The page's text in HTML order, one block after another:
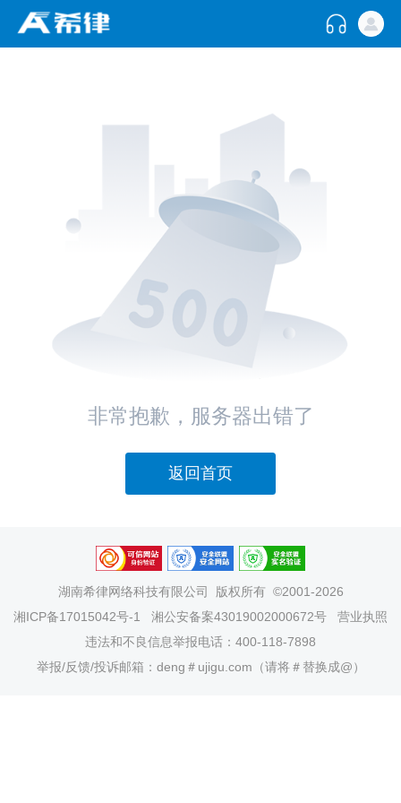
非常抱歉，服务器出错了
返回首页
湖南希律网络科技有限公司
版权所有 ©2001-2026
湘ICP备17015042号-1
湘公安备案43019002000672号
营业执照
违法和不良信息举报电话：400-118-7898
举报/反馈/投诉邮箱：deng＃ujigu.com（请将＃替换成@）